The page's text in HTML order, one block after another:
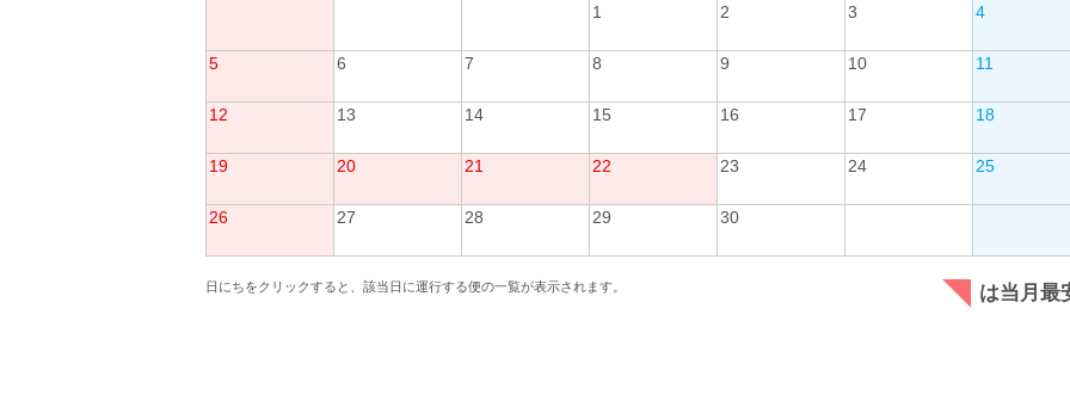
1
2 3 4
5 6 7 8 9 10 11
12 13 14 15 16 17 18
19 20 21 22 23 24 25
26 27 28 29 30
日にちをクリックすると、該当日に運行する便の一覧が表示されます。 は当月最